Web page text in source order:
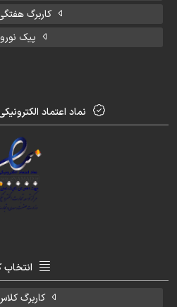
کاربرگ
پیک
نماد اعتماد
انتخاب
کاربرگ